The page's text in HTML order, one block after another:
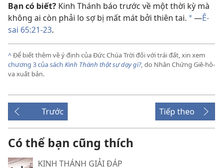
Bạn có biết? Kinh Thánh báo trước về một thời kỳ mà
không ai còn phải lo sợ bị mất mát bởi thiên tai. *—Ê-
sai 65:21-23.
^Để biết thêm về ý định của Đức Chúa Trời đối với trái đất, xin xem
chương 3 của sách Kinh Thánh thật sự dạy gì?, do Nhân Chứng Giê-hô-
va xuất bản.
Trước Tiếp theo
Có thể bạn cũng thích
KINH THÁNH GIẢI ĐÁP